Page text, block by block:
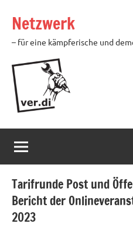
Inhalt
springen
Netzwerk
– für eine kämpferische und
Tarifrunde Post und
Bericht der
2023